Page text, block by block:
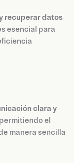
recuperar datos
esencial para
clara y
el
manera sencilla